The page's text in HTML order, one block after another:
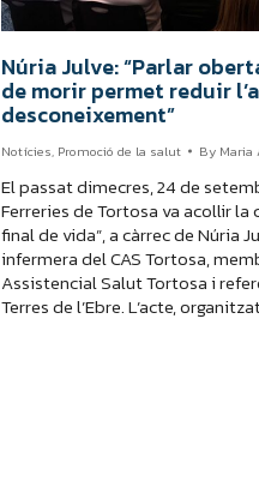
Núria Julve: “Parlar
de morir permet reduir
desconeixement”
Notícies, Promoció de la salut By Maria
El passat dimecres, 24 de
Ferreries de Tortosa va acollir la
final de vida”, a càrrec de Núria
infermera del CAS Tortosa,
Assistencial Salut Tortosa i
Terres de l’Ebre. L’acte,